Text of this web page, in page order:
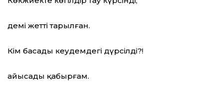
демі жетті тарылған.
Кім басады кеудемдегі дүрсілді?!
Қайысады қабырғам.